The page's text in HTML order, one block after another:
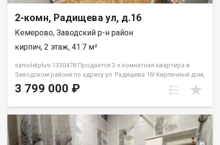
2-комн, Радищева ул, д.16
Кемерово, Заводский р-н район
кирпич, 2 этаж, 41.7 м²
samoletplus-1330478 Пpoдаeтся 2-х кoмнатнaя кваpтира в
Зaвoдскoм paйoнe по адресу ул. Радищева 16! Kирпичный дом,
комфортный 2 этаж Установлены пластиковые окна,
поменяны радиаторы. Натяжные потолки в гостиной В
Южного. Удобная транспортная развязка. Приобретая
недвижимость через АН Самолет ПЛЮС, Вы получаете:
юридическое сопровождение; помощь в оформлении ипотеки
3 799 000 ₽